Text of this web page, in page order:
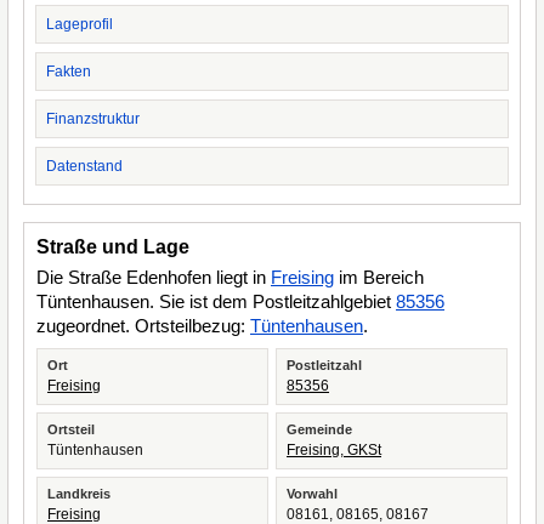
Lageprofil
Fakten
Finanzstruktur
Datenstand
Straße und Lage
Die Straße Edenhofen liegt in Freising im Bereich
Tüntenhausen. Sie ist dem Postleitzahlgebiet 85356
zugeordnet. Ortsteilbezug: Tüntenhausen.
Ort
Freising
Postleitzahl
85356
Ortsteil
Tüntenhausen
Gemeinde
Freising, GKSt
Landkreis
Freising
Vorwahl
08161, 08165, 08167